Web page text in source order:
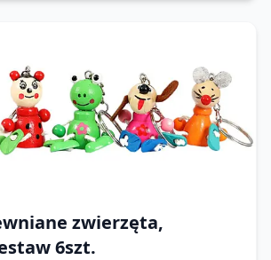
zwierzęta,
6szt.